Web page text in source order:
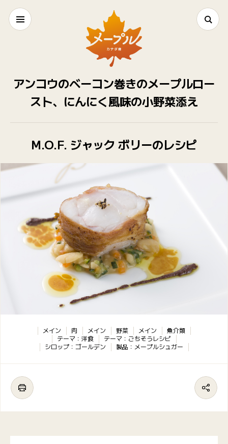
アンコウのベーコン巻きのメープルロー
スト、にんにく風味の小野菜添え
M.O.F. ジャック ボリーのレシピ
メイン 肉 メイン 野菜 メイン
魚介類
テーマ：洋食
テーマ：ごちそうレシピ
シロップ：ゴールデン
製品：メープルシュガー